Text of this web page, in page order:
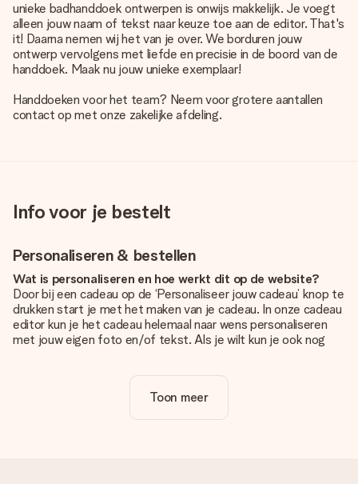
unieke badhanddoek ontwerpen is onwijs makkelijk. Je voegt
alleen jouw naam of tekst naar keuze toe aan de editor. That's
it! Daarna nemen wij het van je over. We borduren jouw
ontwerp vervolgens met liefde en precisie in de boord van de
handdoek. Maak nu jouw unieke exemplaar!
Handdoeken voor het team? Neem voor grotere aantallen
contact op met onze zakelijke afdeling.
Info voor je bestelt
Personaliseren & bestellen
Wat is personaliseren en hoe werkt dit op de website?
Door bij een cadeau op de ‘Personaliseer jouw cadeau’ knop te
drukken start je met het maken van je cadeau. In onze cadeau
editor kun je het cadeau helemaal naar wens personaliseren
met jouw eigen foto en/of tekst. Als je wilt kun je ook nog
Is personalisatie in de prijs inbegrepen?
De prijs die op de website wordt getoond is inclusief de
Toon meer